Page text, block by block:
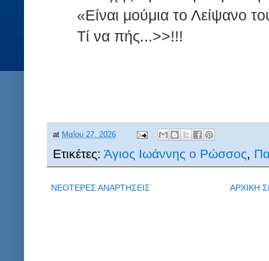
«Είναι μούμια το Λείψανο
Τί να πής...>>!!!
at Μαΐου 27, 2026
Ετικέτες: Άγιος Ιωάννης ο Ρώσσος,
ΝΕΟΤΕΡΕΣ ΑΝΑΡΤΗΣΕΙΣ ΑΡΧΙΚΗ